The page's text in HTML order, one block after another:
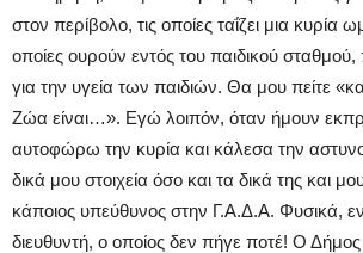
στον περίβολο, τις οποίες ταΐζει μια κυρία
οποίες ουρούν εντός του παιδικού
για την υγεία των παιδιών. Θα μου πείτε
Ζώα είναι…». Εγώ λοιπόν, όταν ήμουν
αυτοφώρω την κυρία και κάλεσα την
δικά μου στοιχεία όσο και τα δικά της και
κάποιος υπεύθυνος στην Γ.Α.Δ.Α. Φυσικά,
διευθυντή, ο οποίος δεν πήγε ποτέ! Ο